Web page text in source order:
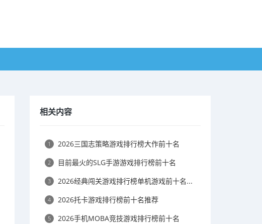
相关内容
1 2026三国志策略游戏排行榜大作前十名
2 目前最火的SLG手游游戏排行榜前十名
3 2026经典闯关游戏排行榜单机游戏前十名...
4 2026托卡游戏排行榜前十名推荐
5 2026手机MOBA竞技游戏排行榜前十名